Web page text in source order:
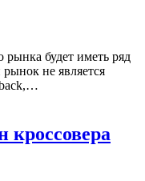
рынка будет иметь ряд
не является
кроссовера